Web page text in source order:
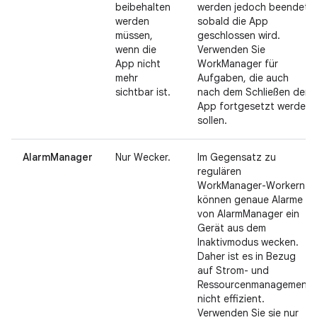
beibehalten
werden
müssen,
wenn die
App nicht
mehr
sichtbar ist.
werden jedoch beendet,
sobald die App
geschlossen wird.
Verwenden Sie
WorkManager für
Aufgaben, die auch
nach dem Schließen der
App fortgesetzt werden
sollen.
AlarmManager Nur Wecker.
Im Gegensatz zu
regulären
WorkManager-Workern
können genaue Alarme
von AlarmManager ein
Gerät aus dem
Inaktivmodus wecken.
Daher ist es in Bezug
auf Strom- und
Ressourcenmanagement
nicht effizient.
Verwenden Sie sie nur